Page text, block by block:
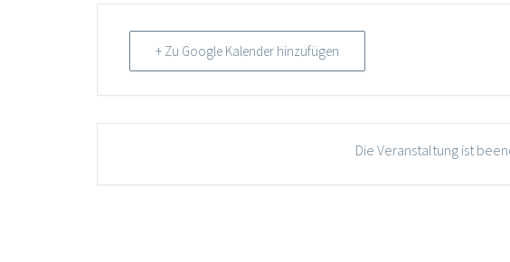
+ Zu Google Kalender hinzufügen
Die Veranstaltung ist